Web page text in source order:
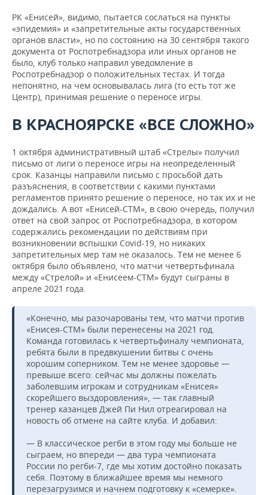
РК «Енисей», видимо, пытается сослаться на пункты
«эпидемия» и «запретительные акты государственных
органов власти», но по состоянию на 30 сентября такого
документа от Роспотребнадзора или иных органов не
было, клуб только направил уведомление в
Роспотребнадзор о положительных тестах. И тогда
непонятно, на чем основывалась лига (то есть тот же
Центр), принимая решение о переносе игры.
В КРАСНОЯРСКЕ «ВСЕ СЛОЖНО»
1 октября административный штаб «Стрелы» получил
письмо от лиги о переносе игры на неопределенный
срок. Казанцы направили письмо с просьбой дать
разъяснения, в соответствии с какими пунктами
регламентов принято решение о переносе, но так их и не
дождались. А вот «Енисей-СТМ», в свою очередь, получил
ответ на свой запрос от Роспотребнадзора, в котором
содержались рекомендации по действиям при
возникновении вспышки Covid-19, но никаких
запретительных мер там не оказалось. Тем не менее 6
октября было объявлено, что матчи четвертьфинала
между «Стрелой» и «Енисеем-СТМ» будут сыграны в
апреле 2021 года.
«Конечно, мы разочарованы тем, что матчи против
«Енисея-СТМ» были перенесены на 2021 год.
Команда готовилась к четвертьфиналу чемпионата,
ребята были в предвкушении битвы с очень
хорошим соперником. Тем не менее здоровье —
превыше всего: сейчас мы должны пожелать
заболевшим игрокам и сотрудникам «Енисея»
скорейшего выздоровления», — так главный
тренер казанцев Джей Пи Нил отреагировал на
новость об отмене на сайте клуба. И добавил:
— В классическое регби в этом году мы больше не
сыграем, но впереди — два тура чемпионата
России по регби-7, где мы хотим достойно показать
себя. Поэтому в ближайшее время мы немного
перезагрузимся и начнем подготовку к «семерке».